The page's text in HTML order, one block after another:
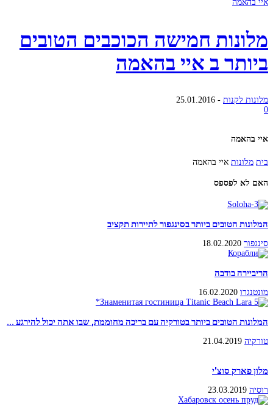
איי בהאמה
מלונות חמישה הכוכבים הטובים
ביותר ב איי בהאמה
מלונות לקנות -
25.01.2016
0
איי בהאמה
בית מלונות איי בהאמה
האם לא לפספס
המלונות הטובים ביותר בסינגפור לתיירות תקציב
סינגפור 18.02.2020
הריביירה בודבה
מונטנגרו 16.02.2020
המלונות הטובים ביותר בטורקיה עם בריכה מחוממת, שבו אתה יכול להירגע ...
טורקיה 21.04.2019
מלון פארק סוצ'י
רוסיה 23.03.2019